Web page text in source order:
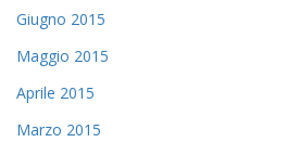
Giugno 2015
Maggio 2015
Aprile 2015
Marzo 2015